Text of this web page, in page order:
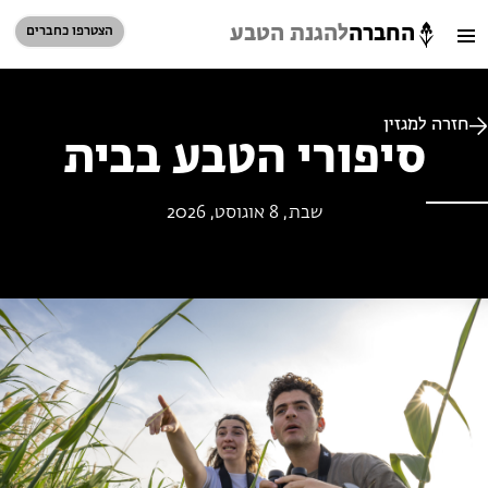
החברהלהגנת הטבע הצטרפו כחברים
הזמינו פעילויות וטיולים מודרכים
הזמינו פעילויות וטיולים מודרכים
חזרה למגזין
סיפורי הטבע בבית
שבת, 8 אוגוסט, 2026